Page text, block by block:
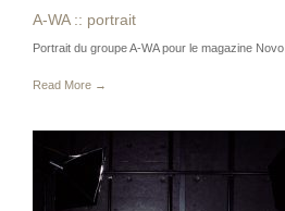
A-WA :: portrait
Portrait du groupe A-WA pour le magazine Novo.
Read More →